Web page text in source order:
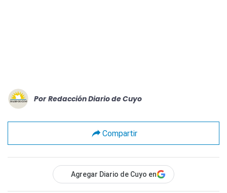
Por Redacción Diario de Cuyo
Compartir
Agregar Diario de Cuyo en